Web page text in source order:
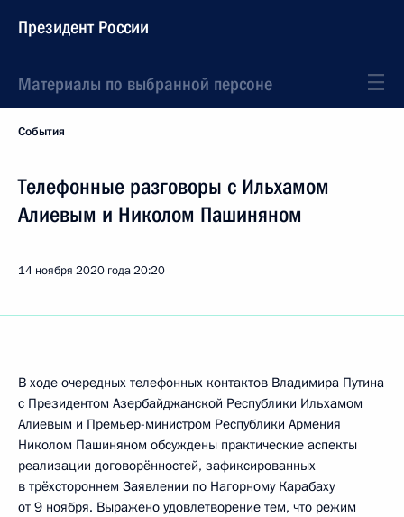
Президент России
Материалы по выбранной персоне
События
Телефонные разговоры с Ильхамом
Алиевым и Николом Пашиняном
14 ноября 2020 года20:20
В ходе очередных телефонных контактов Владимира Путина
с Президентом Азербайджанской Республики Ильхамом
Алиевым и Премьер-министром Республики Армения
Николом Пашиняном обсуждены практические аспекты
реализации договорённостей, зафиксированных
в трёхстороннем Заявлении по Нагорному Карабаху
от 9 ноября. Выражено удовлетворение тем, что режим